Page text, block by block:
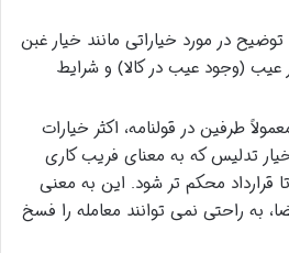
توضیح در مورد خیاراتی مانند خیار غبن
عیب (وجود عیب در کالا) و شرایط
طرفین در قولنامه، اکثر خیارات
تدلیس که به معنای فریب کاری
محکم تر شود. این به معنی
به راحتی نمی توانند معامله را فسخ